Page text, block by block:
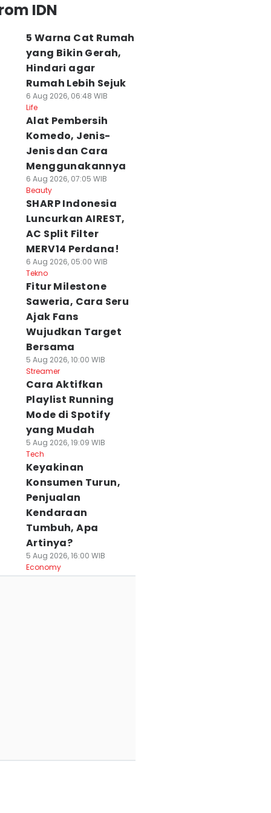
IDN
5 Warna Cat Rumah
yang Bikin Gerah,
Hindari agar
Rumah Lebih Sejuk
6 Aug 2026, 06:48 WIB
Life
Alat Pembersih
Komedo, Jenis-
Jenis dan Cara
Menggunakannya
6 Aug 2026, 07:05 WIB
Beauty
SHARP Indonesia
Luncurkan AIREST,
AC Split Filter
MERV14 Perdana!
6 Aug 2026, 05:00 WIB
Tekno
Fitur Milestone
Saweria, Cara Seru
Ajak Fans
Wujudkan Target
Bersama
5 Aug 2026, 10:00 WIB
Streamer
Cara Aktifkan
Playlist Running
Mode di Spotify
yang Mudah
5 Aug 2026, 19:09 WIB
Tech
Keyakinan
Konsumen Turun,
Penjualan
Kendaraan
Tumbuh, Apa
Artinya?
5 Aug 2026, 16:00 WIB
Economy